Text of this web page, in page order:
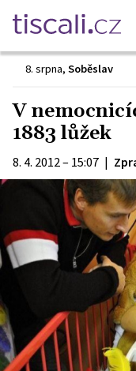
8. srpna, Soběslav
V
1883 lůžek
8. 4. 2012 – 15:07 |